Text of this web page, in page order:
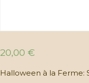
20,00 €
Halloween à la Ferme: